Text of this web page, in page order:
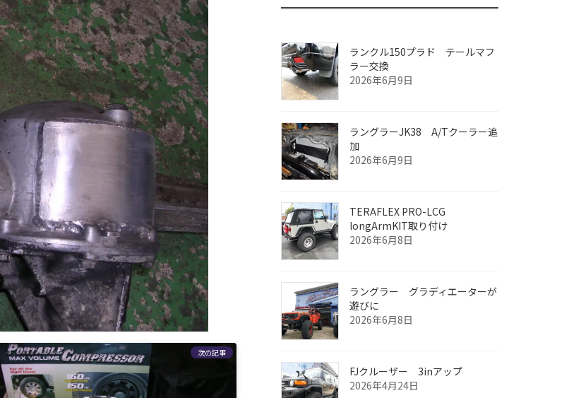
次の記事
ランクル150プラド テールマフ
ラー交換
2026年6月9日
ラングラーJK38 A/Tクーラー追
加
2026年6月9日
TERAFLEX PRO-LCG
longArmKIT取り付け
2026年6月8日
ラングラー グラディエーターが
遊びに
2026年6月8日
FJクルーザー 3inアップ
2026年4月24日